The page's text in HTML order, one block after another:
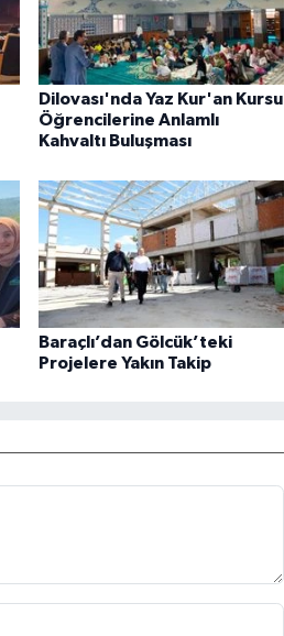
Dilovası'nda Yaz Kur'an Kursu
Öğrencilerine Anlamlı
Kahvaltı Buluşması
Baraçlı’dan Gölcük’teki
Projelere Yakın Takip